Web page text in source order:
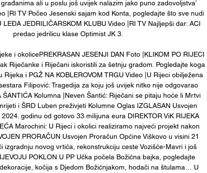
ali u poslu još uvijek nalazim jako puno zadovoljstva’
|RI TV Počeo Jesenski sajam kod Konta, pogledajte što sve nudi
LEĐA JEDRILIČARSKOM KLUBU Video |RI TV Najljepši dar: ACI
predao jedrilicu klase Optimist JK 3.
i okolicePREKRASAN JESENJI DAN Foto |KLIKOM PO RIJECI
Riječanke i Riječani iskoristili za šetnju gradom. Pogledajte koga
Rijeka i PGŽ NA KOBLEROVOM TRGU Video |U Rijeci obilježena
Filipović: Tragedija za koju još uvijek nitko nije odgovarao
ŠANTIĆA Kolumna |Neven Šantić: Riječani se pitaju hoće li Mrtvi
i ŠRD Luben preživjeti Kolumne Oglas IZGLASAN Usvojen
godinu od gotovo 33 milijuna eura DIREKTOR ViK RIJEKA
Marochini: U Rijeci i okolici realiziramo najveći projekt nakon
PRORAČUN Usvojen Proračun Općine Viškovo u visini 21
izgradnju novog vrtića, rekonstrukciju ceste Vozišće-Mavri i još
POKLON U PP Učka počela Božićna bajka, pogledajte
kočija s Djedom Božićnjakom, hodači na štulama… U